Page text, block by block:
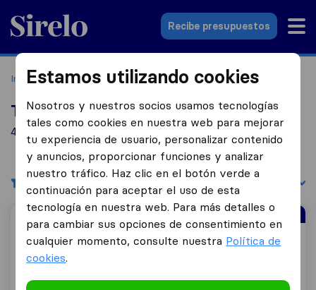
Sirelo.es
Recibe presupuestos
Inicio Empresas de mudanzas Jaén
Top 10 empresas de mudanzas en Jaén
4 empresas de mudanzas encontradas en Jaén
Filtrar Ordenar por:
Empresa de Mudanzas Mejor Valorada
Mudanzas Y Guardamuebles La Seda
Estamos utilizando cookies
Nosotros y nuestros socios usamos tecnologías
tales como cookies en nuestra web para mejorar
tu experiencia de usuario, personalizar contenido
y anuncios, proporcionar funciones y analizar
nuestro tráfico. Haz clic en el botón verde a
continuación para aceptar el uso de esta
tecnología en nuestra web. Para más detalles o
para cambiar sus opciones de consentimiento en
cualquier momento, consulte nuestra Política de
cookies.